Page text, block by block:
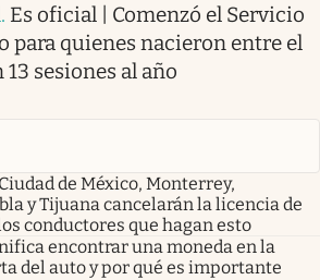
. Es oficial | Comenzó el Servicio
para quienes nacieron entre el
13 sesiones al año
de México, Monterrey,
y Tijuana cancelarán la licencia de
conductores que hagan esto
encontrar una moneda en la
del auto y por qué es importante